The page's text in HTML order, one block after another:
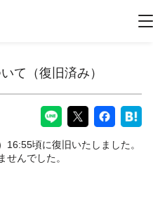
て（復旧済み）
頃に復旧いたしました。
せんでした。